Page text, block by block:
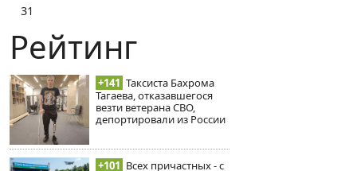
31
Рейтинг
+141 Таксиста Бахрома
Тагаева, отказавшегося
везти ветерана СВО,
депортировали из России
+101 Всех причастных - с